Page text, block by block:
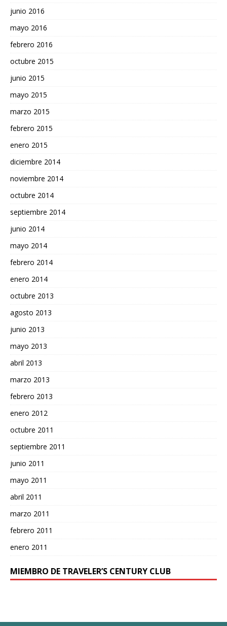
junio 2016
mayo 2016
febrero 2016
octubre 2015
junio 2015
mayo 2015
marzo 2015
febrero 2015
enero 2015
diciembre 2014
noviembre 2014
octubre 2014
septiembre 2014
junio 2014
mayo 2014
febrero 2014
enero 2014
octubre 2013
agosto 2013
junio 2013
mayo 2013
abril 2013
marzo 2013
febrero 2013
enero 2012
octubre 2011
septiembre 2011
junio 2011
mayo 2011
abril 2011
marzo 2011
febrero 2011
enero 2011
MIEMBRO DE TRAVELER’S CENTURY CLUB